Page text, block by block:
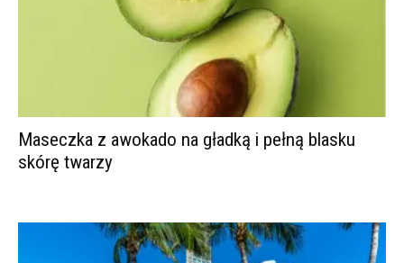
Maseczka z awokado na gładką i pełną blasku
skórę twarzy